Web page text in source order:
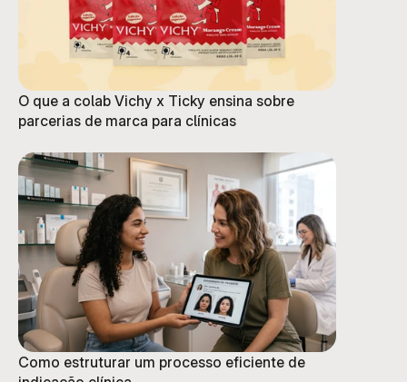
O que a colab Vichy x Ticky ensina sobre
parcerias de marca para clínicas
Como estruturar um processo eficiente de